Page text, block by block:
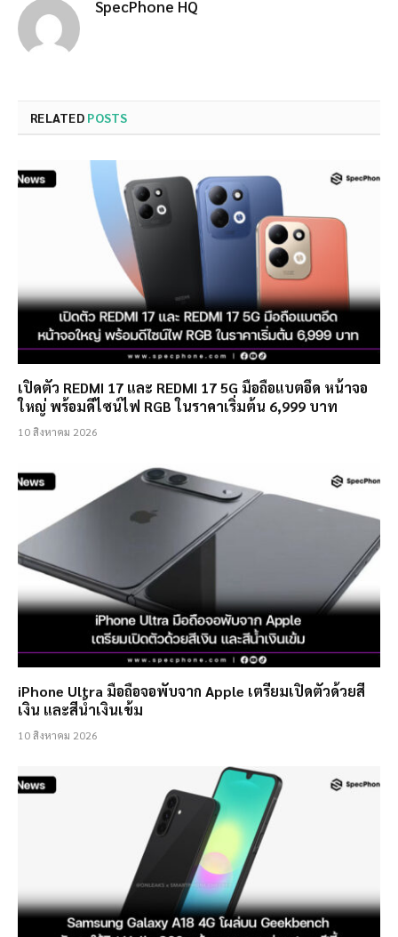
SpecPhone HQ
RELATED POSTS
เปิดตัว REDMI 17 และ REDMI 17 5G มือถือแบตอึด หน้าจอ
ใหญ่ พร้อมดีไซน์ไฟ RGB ในราคาเริ่มต้น 6,999 บาท
10 สิงหาคม 2026
iPhone Ultra มือถือจอพับจาก Apple เตรียมเปิดตัวด้วยสี
เงิน และสีน้ำเงินเข้ม
10 สิงหาคม 2026